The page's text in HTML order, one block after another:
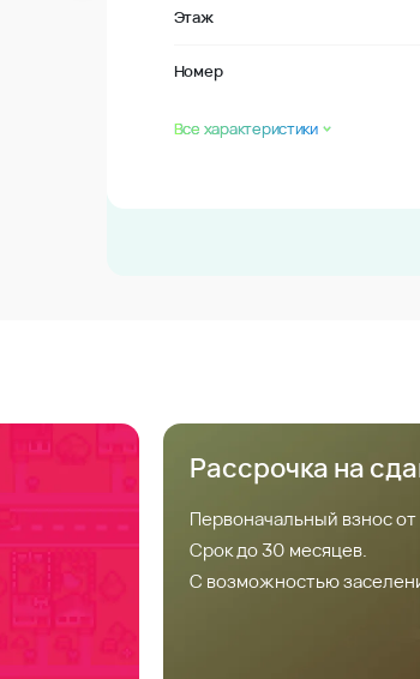
Этаж
Номер
Все характеристики
Рассрочка на
Первоначальный взнос
Срок до 30 месяцев.
С возможностью